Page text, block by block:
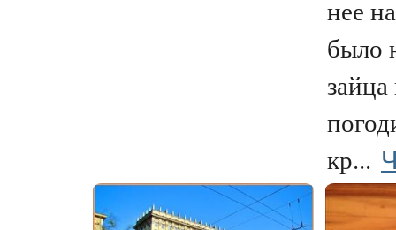
нее
было
кр...